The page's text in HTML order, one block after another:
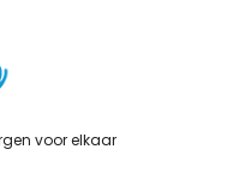
voor elkaar